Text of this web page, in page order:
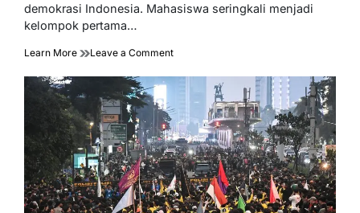
demokrasi Indonesia. Mahasiswa seringkali menjadi
kelompok pertama…
Learn More Leave a Commenton
Desa,
Presiden
Mendengar
Aspirasi
Bangsa